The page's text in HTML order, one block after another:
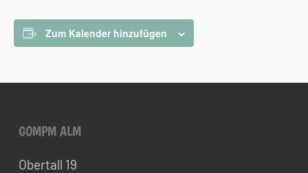
Zum Kalender hinzufügen
GOMPM ALM
Obertall 19